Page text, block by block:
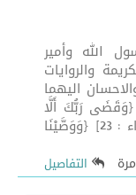
إِحْسَانًا([1]) رسول الله وأمير
والروايات
اليهما
رَبُّكَ أَلَّا
تَعْبُدُوا إِلَّا إِيَّاهُ وَبِالْوَالِدَيْنِ إِحْسَانًا} [الإسراء : 23] {وَوَصَّيْنَا
التفاصيل